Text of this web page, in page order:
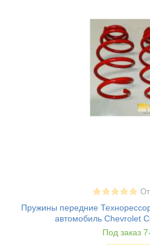
Пружины передние
автомобиль Chevrolet
Под заказ